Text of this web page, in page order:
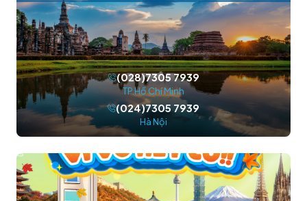
(028)7305 7939
TP.Hồ Chí Minh
(024)7305 7939
Hà Nội